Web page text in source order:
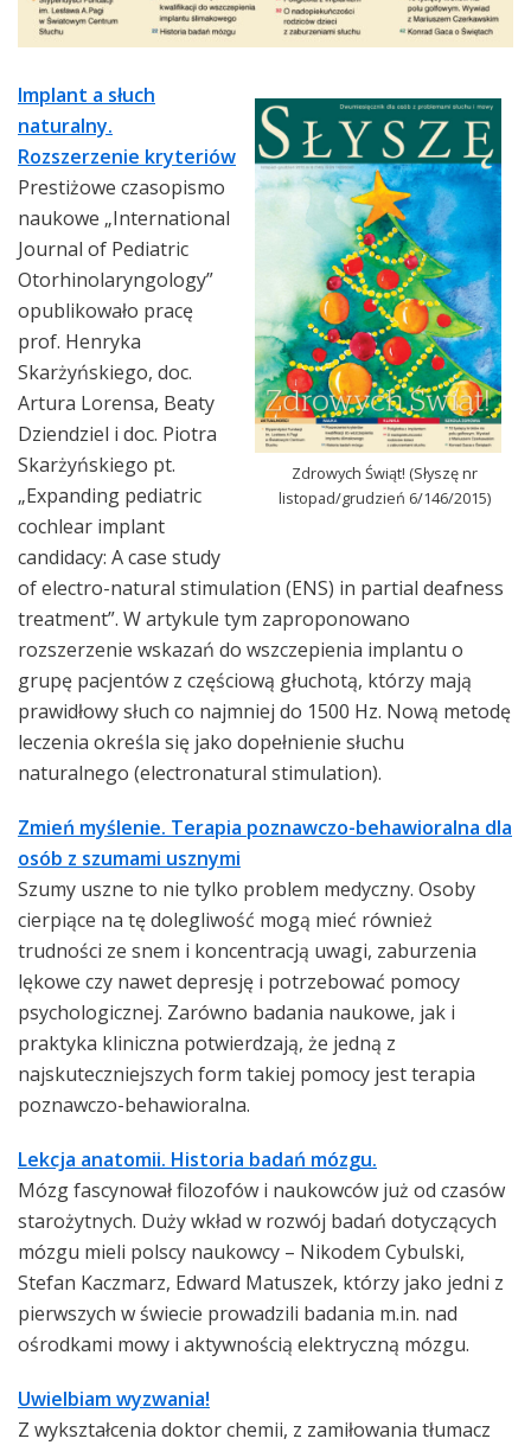
Zdrowych Świąt! (Słyszę nr
listopad/grudzień 6/146/2015)
Implant a słuch
naturalny.
Rozszerzenie kryteriów
Prestiżowe czasopismo
naukowe „International
Journal of Pediatric
Otorhinolaryngology”
opublikowało pracę
prof. Henryka
Skarżyńskiego, doc.
Artura Lorensa, Beaty
Dziendziel i doc. Piotra
Skarżyńskiego pt.
„Expanding pediatric
cochlear implant
candidacy: A case study
of electro-natural stimulation (ENS) in partial deafness
treatment”. W artykule tym zaproponowano
rozszerzenie wskazań do wszczepienia implantu o
grupę pacjentów z częściową głuchotą, którzy mają
prawidłowy słuch co najmniej do 1500 Hz. Nową metodę
leczenia określa się jako dopełnienie słuchu
naturalnego (electronatural stimulation).
Zmień myślenie. Terapia poznawczo-behawioralna dla
osób z szumami usznymi
Szumy uszne to nie tylko problem medyczny. Osoby
cierpiące na tę dolegliwość mogą mieć również
trudności ze snem i koncentracją uwagi, zaburzenia
lękowe czy nawet depresję i potrzebować pomocy
psychologicznej. Zarówno badania naukowe, jak i
praktyka kliniczna potwierdzają, że jedną z
najskuteczniejszych form takiej pomocy jest terapia
poznawczo-behawioralna.
Lekcja anatomii. Historia badań mózgu.
Mózg fascynował filozofów i naukowców już od czasów
starożytnych. Duży wkład w rozwój badań dotyczących
mózgu mieli polscy naukowcy – Nikodem Cybulski,
Stefan Kaczmarz, Edward Matuszek, którzy jako jedni z
pierwszych w świecie prowadzili badania m.in. nad
ośrodkami mowy i aktywnością elektryczną mózgu.
Uwielbiam wyzwania!
Z wykształcenia doktor chemii, z zamiłowania tłumacz